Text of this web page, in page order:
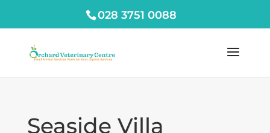
028 3751 0088
Seaside Villa